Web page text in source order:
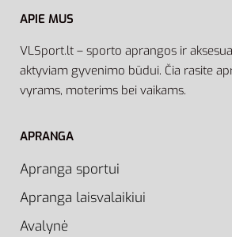
APIE MUS
VLSport.lt – sporto aprangos ir
aktyviam gyvenimo būdui. Čia rasite
vyrams, moterims bei vaikams.
APRANGA
Apranga sportui
Apranga laisvalaikiui
Avalynė